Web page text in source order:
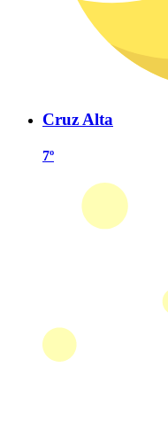
Cruz Alta
7º